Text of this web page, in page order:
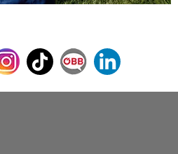
Instagram
TikTok ÖBB Corporate Blog
LinkedIn